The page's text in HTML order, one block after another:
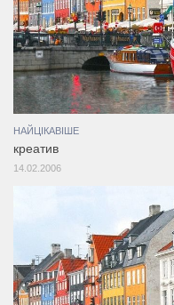
НАЙЦІКАВІШЕ
креатив
14.02.2006